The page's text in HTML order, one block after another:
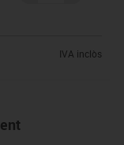
IVA inclòs